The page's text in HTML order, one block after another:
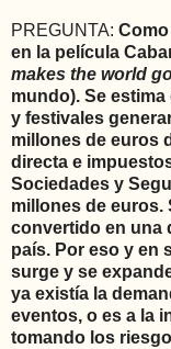
PREGUNTA:
en la película
makes the world
mundo). Se
y festivales
millones de euros
directa e
Sociedades y
millones de euros.
convertido en una
país. Por eso y en
surge y se
ya existía la
eventos, o es a la
tomando los